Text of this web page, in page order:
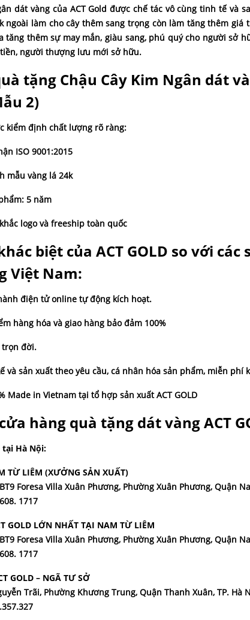
dát vàng của ACT Gold được chế tác vô cùng tinh tế và
ngoài làm cho cây thêm sang trọng còn làm tăng thêm
tăng thêm sự may mắn, giàu sang, phú quý cho người sở
người thượng lưu mới sở hữu.
tặng Chậu Cây Kim Ngân dát
2)
kiểm định chất lượng rõ ràng:
ISO 9001:2015
mẫu vàng lá 24k
5 năm
logo và freeship toàn quốc
biệt của ACT GOLD so với
Việt Nam:
điện tử online tự động kích hoạt.
hàng hóa và giao hàng bảo đảm 100%
trọn đời.
và sản xuất theo yêu cầu, cá nhân hóa sản phẩm, miễn phí
in Vietnam tại tổ hợp sản xuất ACT GOLD
hàng quà tặng dát vàng ACT
tại Hà Nội:
TỪ LIÊM (XƯỞNG SẢN XUẤT)
Foresa Villa Xuân Phương, Phường Xuân Phương, Quận
1717
GOLD LỚN NHẤT TẠI NAM TỪ LIÊM
Foresa Villa Xuân Phương, Phường Xuân Phương, Quận
1717
GOLD – NGÃ TƯ SỞ
Trãi, Phường Khương Trung, Quận Thanh Xuân, TP. Hà